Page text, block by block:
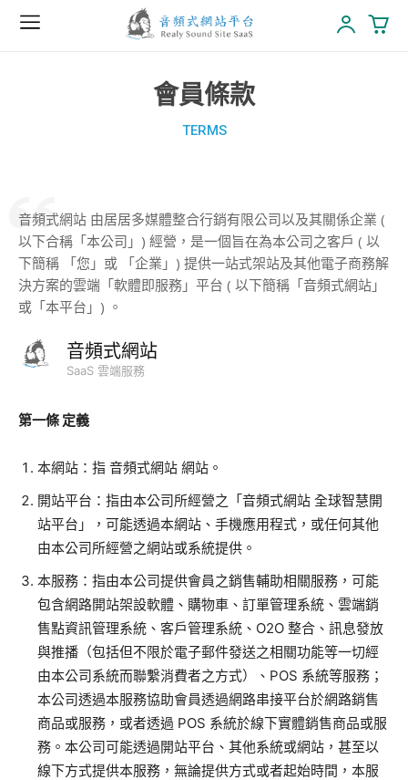
會員條款
TERMS
音頻式網站 由居居多媒體整合行銷有限公司以及其關係企業 (
以下合稱「本公司」) 經營，是一個旨在為本公司之客戶 ( 以
下簡稱 「您」或 「企業」) 提供一站式架站及其他電子商務解
決方案的雲端「軟體即服務」平台 ( 以下簡稱「音頻式網站」
或「本平台」) 。
音頻式網站
SaaS 雲端服務
第一條 定義
本網站：指 音頻式網站 網站。
開站平台：指由本公司所經營之「音頻式網站 全球智慧開
站平台」，可能透過本網站、手機應用程式，或任何其他
由本公司所經營之網站或系統提供。
本服務：指由本公司提供會員之銷售輔助相關服務，可能
包含網路開站架設軟體、購物車、訂單管理系統、雲端銷
售點資訊管理系統、客戶管理系統、 O2O 整合、訊息發放
與推播（包括但不限於電子郵件發送之相關功能等一切經
由本公司系統而聯繫消費者之方式）、 POS 系統等服務；
本公司透過本服務協助會員透過網路串接平台於網路銷售
商品或服務，或者透過 POS 系統於線下實體銷售商品或服
務。本公司可能透過開站平台、其他系統或網站，甚至以
線下方式提供本服務，無論提供方式或者起始時間，本服